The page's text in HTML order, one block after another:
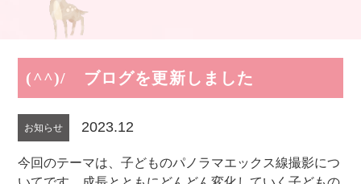
(^^)/ ブログを更新しました
お知らせ 2023.12
今回のテーマは、子どものパノラマエックス線撮影につ